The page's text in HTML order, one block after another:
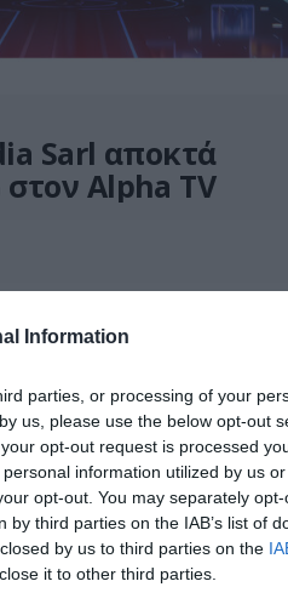
Information
parties, or processing of your
us, please use the below opt-out
opt-out request is processed
information utilized by us
opt-out. You may separately
third parties on the IAB’s list of
by us to third parties on the
it to other third parties.
Sarl αποκτά
Alpha TV